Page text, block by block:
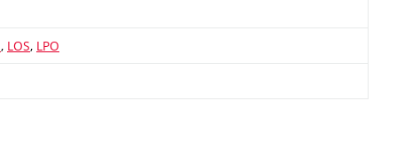
, LOS, LPO